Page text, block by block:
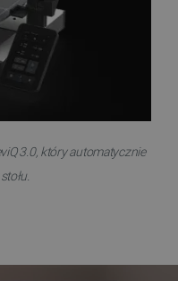
3.0, który automatycznie